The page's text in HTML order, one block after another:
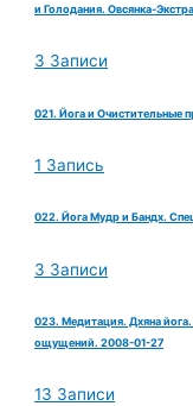
и Голодания. Овсянка-
3 Записи
021. Йога и Очистительные
1 Запись
022. Йога Мудр и Бандх.
3 Записи
023. Медитация. Дхяна
ощущений. 2008-01-27
13 Записи